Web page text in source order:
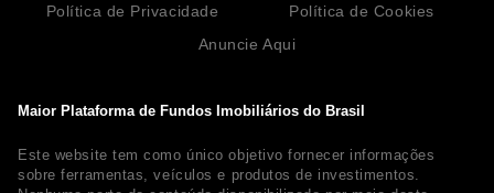
Maior Plataforma de Fundos Imobiliários do Brasil
Este website tem como único objetivo fornecer informações
sobre ferramentas, veículos e produtos de investimentos.
Política de Privacidade
Política de Cookies
Anuncie Aqui